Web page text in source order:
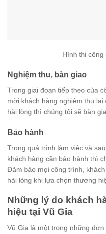
Hình thi
Nghiệm thu, bàn giao
Trong giai đoạn tiếp theo của
mời khách hàng nghiệm thu
hài lòng thì chúng tôi sẽ bàn
Bảo hành
Trong quá trình làm việc và
khách hàng cần bảo hành thì
Đảm bảo mọi công trình,
hài lòng khi lựa chọn thương
Những lý do khách
hiệu tại Vũ Gia
Vũ Gia là một trong những